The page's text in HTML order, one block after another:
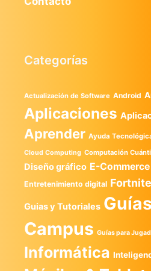
Categorías
Actualización de Software Android
Aplicaciones
Aprender Ayuda
Cloud Computing Computación
Diseño gráfico E-Commerce
Entretenimiento digital Fortnite
Guias y Tutoriales
Campus Guías para
Informática